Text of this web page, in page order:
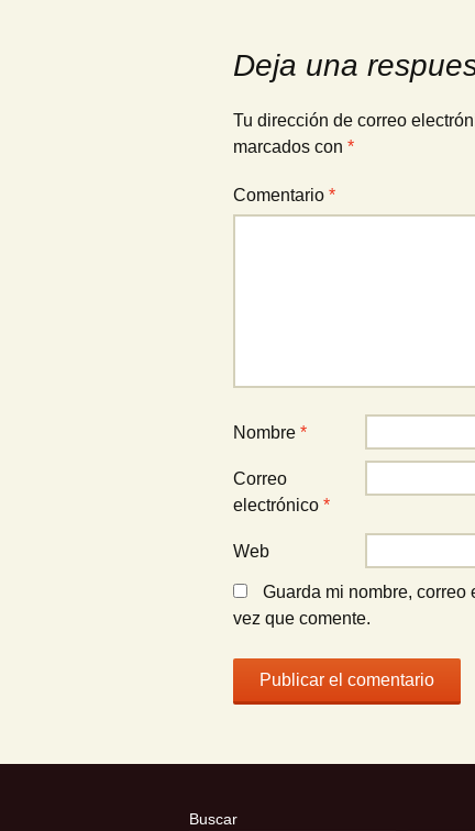
Deja una
Tu dirección de correo
marcados con *
Comentario *
Nombre *
Correo
electrónico *
Web
Guarda mi nombre, correo
vez que comente.
Buscar